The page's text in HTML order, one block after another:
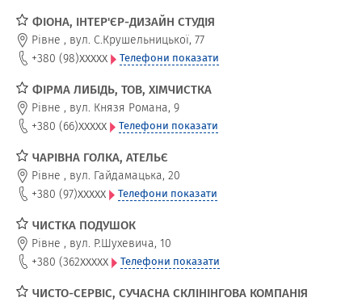
ФІОНА, ІНТЕР'ЄР-ДИЗАЙН СТУДІЯ
Рівне , вул. С.Крушельницької, 77
+380 (98)xxxxx Телефони показати
ФІРМА ЛИБІДЬ, ТОВ, ХІМЧИСТКА
Рівне , вул. Князя Романа, 9
+380 (66)xxxxx Телефони показати
ЧАРІВНА ГОЛКА, АТЕЛЬЄ
Рівне , вул. Гайдамацька, 20
+380 (97)xxxxx Телефони показати
ЧИСТКА ПОДУШОК
Рівне , вул. Р.Шухевича, 10
+380 (362xxxxx Телефони показати
ЧИСТО-СЕРВІС, СУЧАСНА СКЛІНІНГОВА КОМПАНІЯ